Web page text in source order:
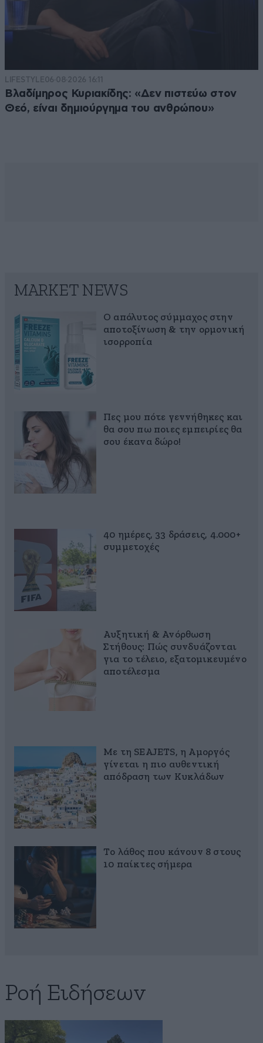
LIFESTYLE06·08·2026 16:11
Βλαδίμηρος Κυριακίδης: «Δεν πιστεύω στον
Θεό, είναι δημιούργημα του ανθρώπου»
MARKET NEWS
Ο απόλυτος σύμμαχος στην
αποτοξίνωση & την ορμονική
ισορροπία
Πες μου πότε γεννήθηκες και
θα σου πω ποιες εμπειρίες θα
σου έκανα δώρο!
40 ημέρες, 33 δράσεις, 4.000+
συμμετοχές
Αυξητική & Ανόρθωση
Στήθους: Πώς συνδυάζονται
για το τέλειο, εξατομικευμένο
αποτέλεσμα
Με τη SEAJETS, η Αμοργός
γίνεται η πιο αυθεντική
απόδραση των Κυκλάδων
Το λάθος που κάνουν 8 στους
10 παίκτες σήμερα
Ροή Ειδήσεων